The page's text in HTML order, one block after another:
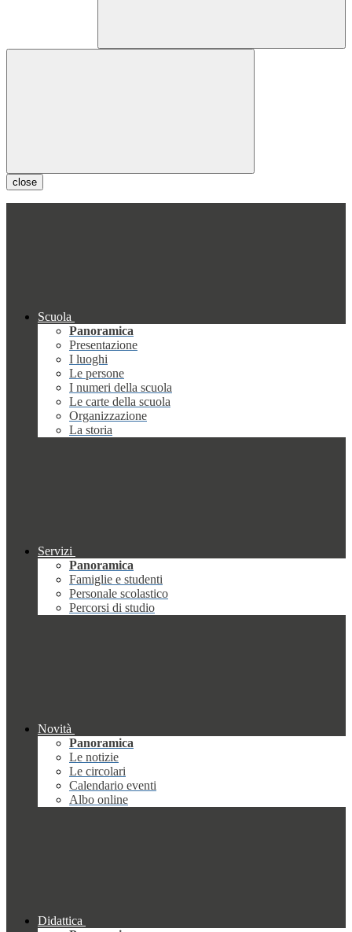
close
Scuola
Panoramica
Presentazione
I luoghi
Le persone
I numeri della scuola
Le carte della scuola
Organizzazione
La storia
Servizi
Panoramica
Famiglie e studenti
Personale scolastico
Percorsi di studio
Novità
Panoramica
Le notizie
Le circolari
Calendario eventi
Albo online
Didattica